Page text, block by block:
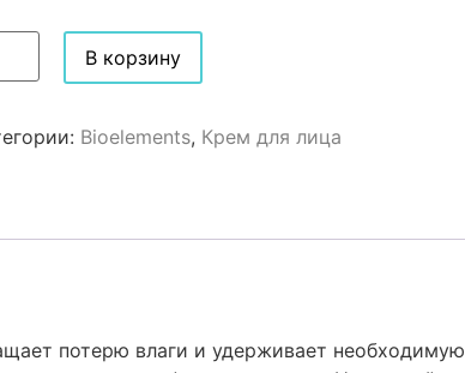
В корзину
Bioelements, Крем для лица
потерю влаги и удерживает необходимую